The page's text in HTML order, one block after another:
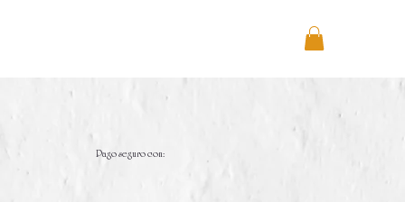
Pago seguro con: